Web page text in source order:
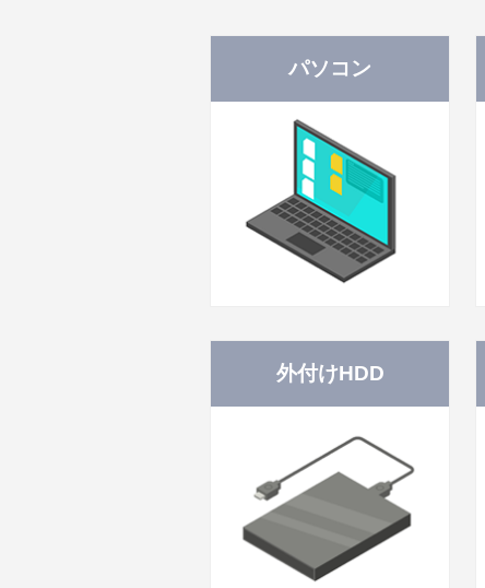
パソコン
外付けHDD